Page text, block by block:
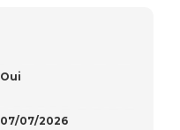
Oui
07/07/2026